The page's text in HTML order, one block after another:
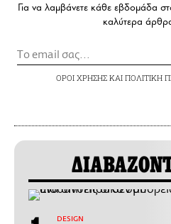
Για να λαμβάνετε κάθε εβδομάδα
καλύτερα
ΟΡΟΙ ΧΡΗΣΗΣΚΑΙ ΠΟΛΙΤΙΚΗ
DESIGN